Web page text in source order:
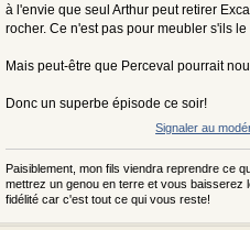
à l'envie que seul Arthur peut retirer
rocher. Ce n'est pas pour meubler s'ils
Mais peut-être que Perceval pourrait
Donc un superbe épisode ce soir!
Signaler au
Paisiblement, mon fils viendra reprendre ce
mettrez un genou en terre et vous baisserez
fidélité car c'est tout ce qui vous reste!